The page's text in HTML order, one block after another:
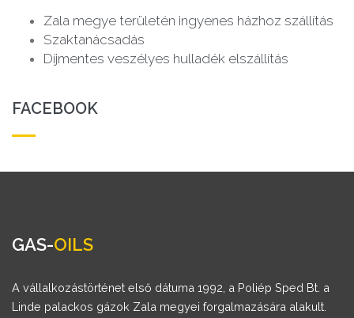
Zala megye területén ingyenes házhoz szállítás
Szaktanácsadás
Díjmentes veszélyes hulladék elszállítás
FACEBOOK
GAS-OILS
A vállalkozástörténet első dátuma 1992, a Poliép Sped Bt. a
Linde palackos gázok Zala megyei forgalmazására alakult.